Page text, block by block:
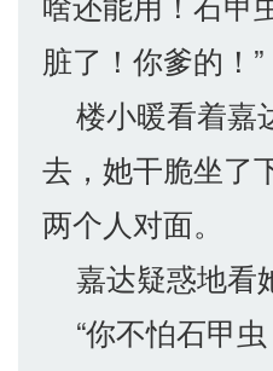
脏了！你爹的！”
楼小暖看着嘉
去，她干脆坐了
两个人对面。
嘉达疑惑地看
“你不怕石甲